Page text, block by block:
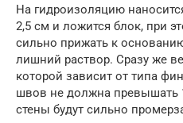
На гидроизоляцию
2,5 см и ложится блок, при
сильно прижать к
лишний раствор. Сразу же
которой зависит от типа
швов не должна превышать
стены будут сильно